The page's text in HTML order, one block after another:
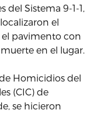
del Sistema 9-1-1,
el
pavimento con
en el lugar.
Homicidios del
(CIC) de
se hicieron